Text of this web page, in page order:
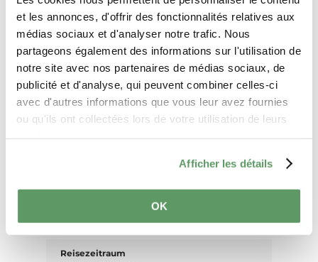
et les annonces, d'offrir des fonctionnalités relatives aux
médias sociaux et d'analyser notre trafic. Nous
partageons également des informations sur l'utilisation de
notre site avec nos partenaires de médias sociaux, de
publicité et d'analyse, qui peuvent combiner celles-ci
avec d'autres informations que vous leur avez fournies
ou qu'ils ont collectées lors de votre utilisation de leurs
Afficher les détails
OK
Anreise planen
Ihre Reisedaten
Reisezeitraum